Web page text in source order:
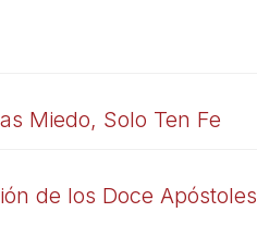
Miedo, Solo Ten Fe
de los Doce Apóstoles